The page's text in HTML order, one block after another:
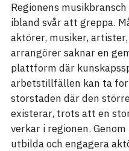
Regionens
ibland svår att greppa.
aktörer, musiker,
arrangörer saknar en
plattform där
arbetstillfällen kan ta
storstaden där den
existerar, trots att en
verkar i regionen.
utbilda och engagera